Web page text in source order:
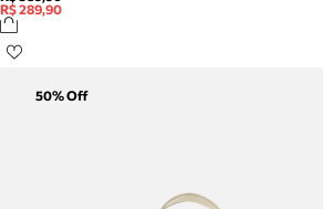
R$ 289,90
50% Off